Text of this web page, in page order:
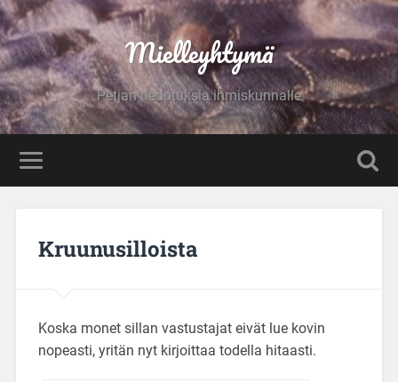
Mielleyhtymä
Petjan tiedotuksia ihmiskunnalle
Kruunusilloista
Koska monet sillan vastustajat eivät lue kovin
nopeasti, yritän nyt kirjoittaa todella hitaasti.